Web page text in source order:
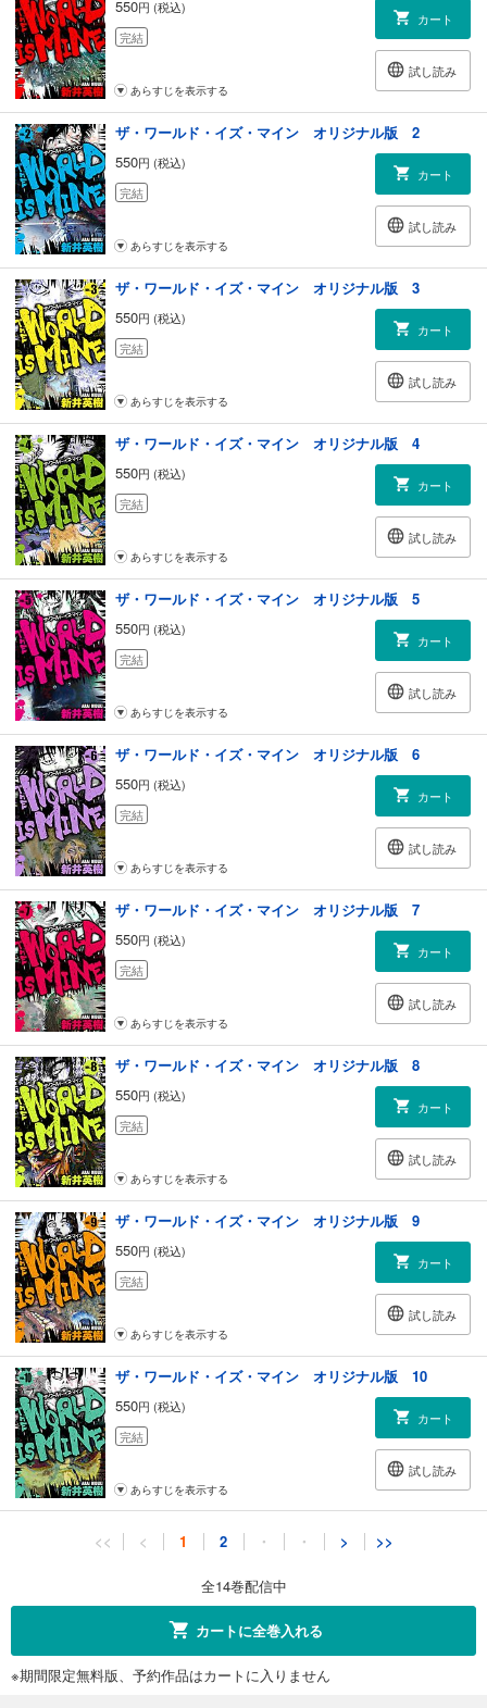
550円 (税込)
完結
カート
試し読み
あらすじを表示する
ザ・ワールド・イズ・マイン オリジナル版 2
550円 (税込)
完結
カート
試し読み
あらすじを表示する
ザ・ワールド・イズ・マイン オリジナル版 3
550円 (税込)
完結
カート
試し読み
あらすじを表示する
ザ・ワールド・イズ・マイン オリジナル版 4
550円 (税込)
完結
カート
試し読み
あらすじを表示する
ザ・ワールド・イズ・マイン オリジナル版 5
550円 (税込)
完結
カート
試し読み
あらすじを表示する
ザ・ワールド・イズ・マイン オリジナル版 6
550円 (税込)
完結
カート
試し読み
あらすじを表示する
ザ・ワールド・イズ・マイン オリジナル版 7
550円 (税込)
完結
カート
試し読み
あらすじを表示する
ザ・ワールド・イズ・マイン オリジナル版 8
550円 (税込)
完結
カート
試し読み
あらすじを表示する
ザ・ワールド・イズ・マイン オリジナル版 9
550円 (税込)
完結
カート
試し読み
あらすじを表示する
ザ・ワールド・イズ・マイン オリジナル版 10
550円 (税込)
完結
カート
試し読み
あらすじを表示する
ザ・ワールド・イズ・マイン オリジナル版 11
ザ・ワールド・イズ・マイン オリジナル版 12
<< < 1 2 ・ ・ > >>
全14巻配信中
カートに全巻入れる
※期間限定無料版、予約作品はカートに入りません